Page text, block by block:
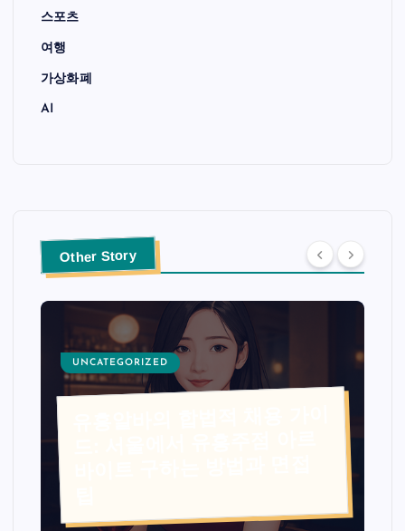
스포츠
여행
가상화폐
AI
Other Story
UNCATEGORIZED